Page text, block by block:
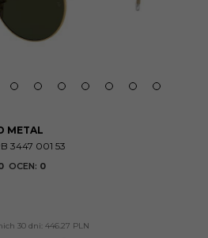
METAL
3447 001 53
OCEN: 0
30 dni: 446.27 PLN